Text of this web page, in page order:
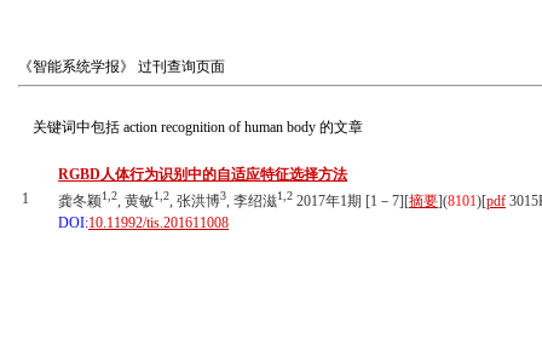
《智能系统学报》 过刊查询页面
关键词中包括 action recognition of human body 的文章
1
RGBD人体行为识别中的自适应特征选择方法
龚冬颖1,2, 黄敏1,2, 张洪博3, 李绍滋1,2 2017年1期 [1－7][摘要](8101)[pdf
DOI:10.11992/tis.201611008